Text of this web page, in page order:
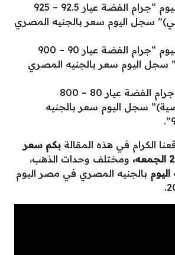
سعر الفضه اليوم “جرام الفضة عيار 92.5 – 925
سجل اليوم سعر بالجنيه المصري
سعر الفضه اليوم “جرام الفضة عيار 90 – 900
سجل اليوم سعر بالجنيه المصري
سعر الفضه “جرام الفضة عيار 80 – 800
سجل اليوم سعر بالجنيه
الكرام في هذه المقالة بكم سعر
ومختلف وحدات الذهب،
بالجنيه المصري في مصر اليوم